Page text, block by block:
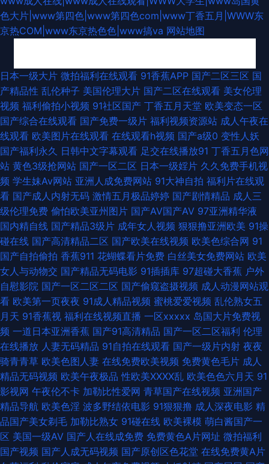
色大片|www第四色|www第四色com|www丁香五月|WWW东
京热COM|www东京热色色|www搞va 网站地图
久久超碰成人91 不卡的av影院 欧美日韩成人一区 ts性爱网 少妇啪一区 成人
看片1024软件 亚洲国产欧美在线另类 久草综合在线亚洲 91撸电影 日韩56
页 岛国av影音资源 91福利导航大全 女人资源网 91网站女看 日韩1234级 av
高潮亚洲 探花电影 国产福利av网 91操在 欧美网站 91嫩草福利 男人天堂色
男人A片 俺去也五月天 午夜成人视频 福利姬萌萌兔 1024三级 久久九九热黄
色网址 91人妻草 久久要精品 91色后入 日本色色网 豆花网站免费 国产久久
精品 91国产福利视频导航 日本伦理在线观看网页 国产第一二三四视频 91tv
网在线观看 蜜桃美女福利社 91九色调教 日韩精品国伦在线播放 免费观看91
看片黄色 俺去啦视频官网 午夜无玛 男人天堂视频网 91黄色祝频 视频在线国
产 俺去拉综合网址 婷婷六月se 不卡的av网站在线 91tvcoo永久免费 狠狠爽
爽综合网 91久福利视频 免费福利A片导航 91最新在线观看网址 婷婷开心激
情 国产91视频在线观看 影音先锋在线观看麻豆 久久精品首页 91美女内射 日
本乱码在线观看 av中文字幕无线看 亚洲天堂综合激情 国产熟女一区 91九色
拳交 蜜桃一区二区亚洲 91综合视频导航 日韩福利网址 导航福利精品 影音AV
日本一级大片 微拍福利在线观看 91香蕉APP 国产二区三区 国
产精品性 乱伦种子 美国伦理大片 国产二区在线观看 美女伦理
视频 福利偷拍小视频 91社区国产 丁香五月天堂 欧美变态一区
国产综合在线观看 国产免费一级片 福利视频资源站 成人午夜在
线观看 欧美图片在线观看 在线观看h视频 国产a级0 变性人妖
国产福利永久 日韩中文字幕观看 足交在线播放91 丁香五月色网
站 黄色3级抢网站 国产一区二区 日本一级婬片 久久免费手机视
频 学生妹Av网站 亚洲人成免费网站 91大神自拍 福利片在线观
看 国产成人内射无码 激情五月极品婷婷 国产剧情精品 成人三
级伦理免费 偷怕欧美亚州图片 国产AV国产AV 97亚洲精华液
国内精自线 国产精品3级片 成年女人视频 狠狠撸亚洲欧美 91操
碰在线 国产高清精品二区 国产欧美在线视频 欧美色综合网 91
国产自拍偷拍 香蕉911 花蝴蝶看片免费 白丝美女免费网站 欧美
女人与动物交 国产精品无码电影 91插插库 97超碰大香蕉 户外
自慰影院 国产一区二区二区 国产偷窥盗摄视频 成人动漫网站观
看 欧美第一页夜夜 91成人精品视频 蜜桃爱爱视频 乱伦熟女五
月天 91香蕉视 福利在线视频直播 一区xxxxx 岛国大片免费视
频 一道日本亚洲香蕉 国产91高清精品 国产一区二区福利 伦理
在线播放 人妻无码精品 91自拍在线观看 国产一级片内射 夜夜
骑青青草 欧美色图人妻 在线免费欧美视频 免费黄色毛片 成人
精品无码视频 欧美午夜极品 性欧美ⅩⅩⅩⅩ乱 欧美色色六月天 91
影视网 午夜伦不卡 加勒比性爱网 青草国产在线视频 亚洲国产
精品导航 欧美色淫 波多野结依电影 91狠狠撸 成人深夜电影 精
品国产美女剃毛 加勒比熟女 91碰在线 欧美裸模 萌白酱国产一
区 美国一级AV 国产人在线成免费 免费黄色A片网址 微拍福利
国产视频 国产人成无码视频 国产原创区色花堂 在线免费黄A片